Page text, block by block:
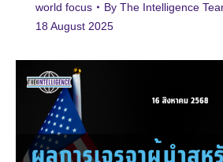
world focus By The Intelligence
18 August 2025